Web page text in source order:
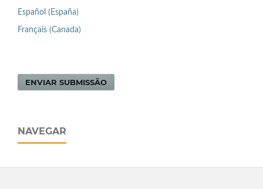
Español (España)
Français (Canada)
ENVIAR SUBMISSÃO
NAVEGAR